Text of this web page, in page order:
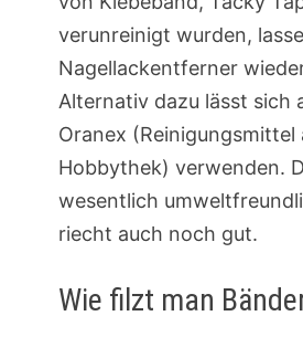
verunreinigt wurden,
Nagellackentferner
Alternativ dazu lässt sich
Oranex (Reinigungsmittel
Hobbythek) verwenden.
wesentlich
riecht auch noch gut.
Wie filzt man